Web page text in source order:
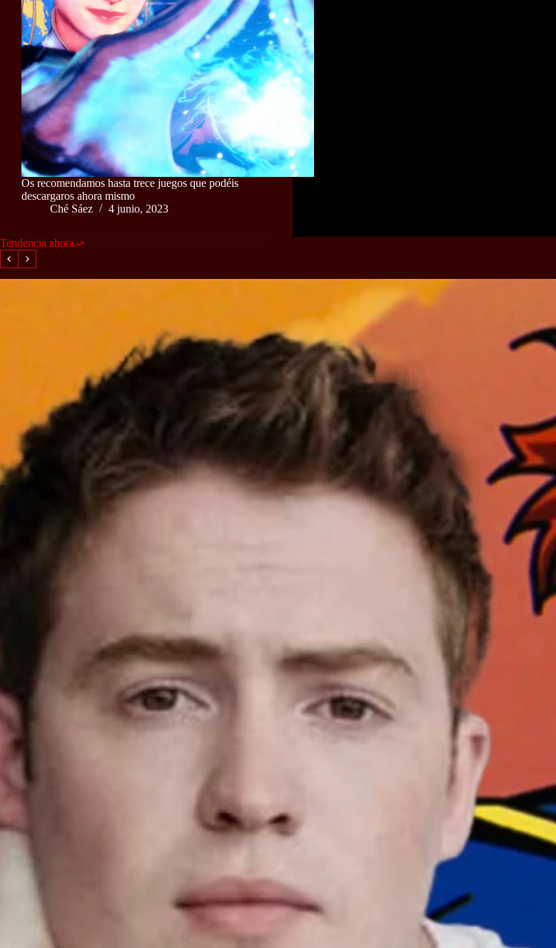
Os recomendamos hasta trece juegos que podéis
descargaros ahora mismo
Ché Sáez
4 junio, 2023
Tendencia ahora